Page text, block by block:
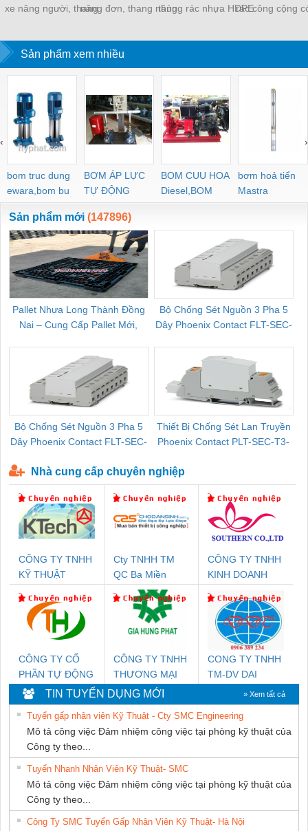
xe nâng người, thangnâng đơn, thang nângthùng rác nhựa HDPErác công cộng
Sản phẩm xem nhiều
bom truc dung
ewara,bom bu
ewara
BƠM ÁP LỰC
TỰ ĐỘNG
BOM CUU HOA
Diesel,BOM
CHUA CHAY
bơm hoả tiển
Mastra
‹ ›
Sản phẩm mới (147896)
Pallet Nhựa Long Thành Đồng
Nai – Cung Cấp Pallet Mới,
Bộ Chống Sét Nguồn 3 Pha 5
Dây Phoenix Contact FLT-SEC-
Bộ Chống Sét Nguồn 3 Pha 5
Dây Phoenix Contact FLT-SEC-
Thiết Bị Chống Sét Lan Truyền
Phoenix Contact PLT-SEC-T3-
Nhà cung cấp chuyên nghiệp
CÔNG TY TNHH
KỸ THUẬT
NAM
Cty TNHH TM
QC Ba Miền
CÔNG TY TNHH
KINH DOANH
PHƯƠNG NAM
CÔNG TY CỔ
PHẦN TỰ ĐỘNG
TIẾN HƯNG
CÔNG TY TNHH
THƯƠNG MẠI
DỊCH VỤ KỸ
THUẬT ĐIỆN CƠ
GIA HƯNG
PHÁT
CONG TY TNHH
TM-DV DAI
DONG THANH
TIN TUYỂN DỤNG MỚI » Xem tất cả
Tuyển gấp nhân viên Kỹ Thuật - Cty SMC Engineering
Mô tả công việc Đảm nhiệm công việc tại phòng kỹ thuật của
Công ty theo...
Tuyển Nhanh Nhân Viên Kỹ Thuật- SMC
Mô tả công việc Đảm nhiệm công việc tại phòng kỹ thuật của
Công ty theo...
Công Ty SMC Tuyển Gấp Nhân Viên Kỹ Thuật- Hà Nội